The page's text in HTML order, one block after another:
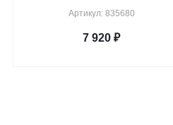
Артикул: 835680
7 920 ₽